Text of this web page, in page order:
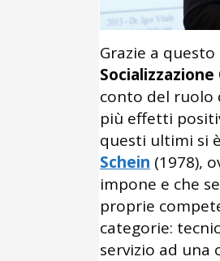
Grazie a
conto del ruolo
più effetti
questi ultimi si
Schein (1978),
impone e che
proprie
categorie:
servizio ad una